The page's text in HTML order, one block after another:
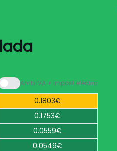
Amb IVA + impost elèctric
0.1803€
0.1753€
0.0559€
0.0549€